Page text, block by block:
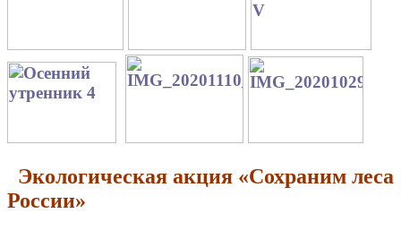
Экологическая акция «Сохраним леса
России»